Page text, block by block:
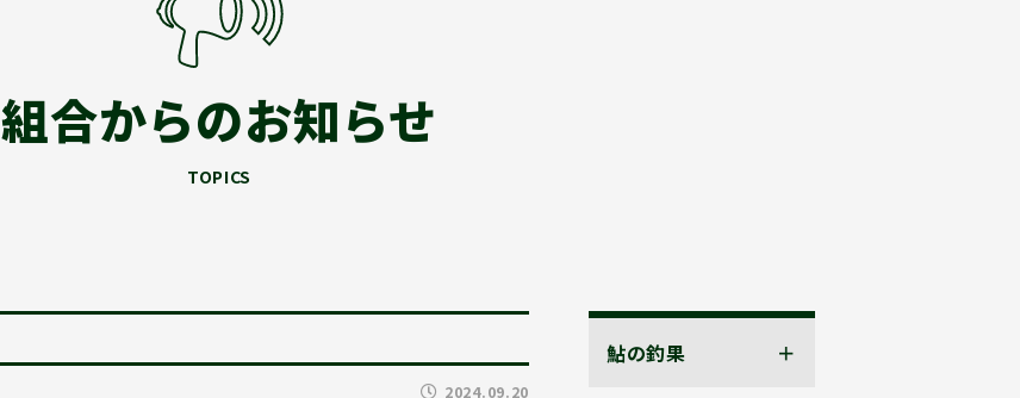
組合からのお知らせ
TOPICS
2024.09.20
鮎の釣果